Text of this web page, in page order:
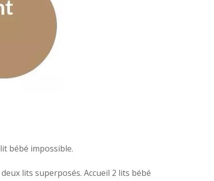
bébé impossible.
lits superposés. Accueil 2 lits bébé